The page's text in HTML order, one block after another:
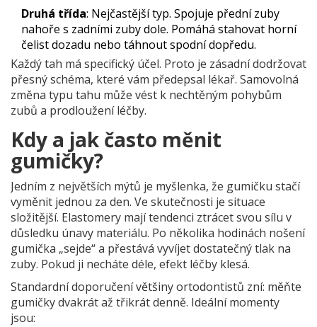
Druhá třída: Nejčastější typ. Spojuje přední zuby
nahoře s zadními zuby dole. Pomáhá stahovat horní
čelist dozadu nebo táhnout spodní dopředu.
Každý tah má specifický účel. Proto je zásadní dodržovat
přesný schéma, které vám předepsal lékař. Samovolná
změna typu tahu může vést k nechtěným pohybům
zubů a prodloužení léčby.
Kdy a jak často měnit
gumičky?
Jedním z největších mýtů je myšlenka, že gumičku stačí
vyměnit jednou za den. Ve skutečnosti je situace
složitější. Elastomery mají tendenci ztrácet svou sílu v
důsledku únavy materiálu. Po několika hodinách nošení
gumička „sejde“ a přestává vyvíjet dostatečný tlak na
zuby. Pokud ji necháte déle, efekt léčby klesá.
Standardní doporučení většiny ortodontistů zní: měňte
gumičky dvakrát až třikrát denně. Ideální momenty
jsou: